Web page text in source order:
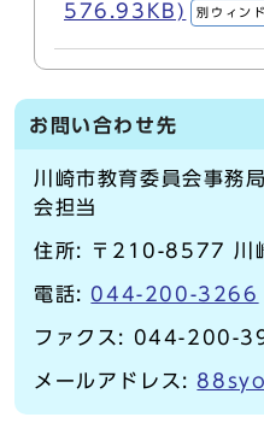
576.93KB)
別ウィン
お問い合わせ先
川崎市教育委員会事務
会担当
住所: 〒210-8577 川
電話: 044-200-3266
ファクス: 044-200-
メールアドレス: